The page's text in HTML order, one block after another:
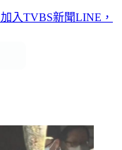
加入TVBS新聞LINE，